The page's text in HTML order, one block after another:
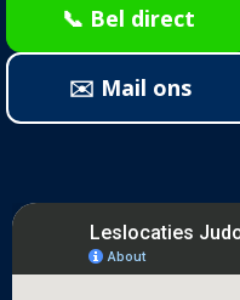
📞 Bel direct
✉️ Mail ons